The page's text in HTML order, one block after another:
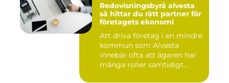
Redovisningsbyrå alvesta
så hittar du rätt partner för
företagets ekonomi
Att driva företag i en mindre
kommun som Alvesta
innebär ofta att ägaren har
många roller samtidigt....